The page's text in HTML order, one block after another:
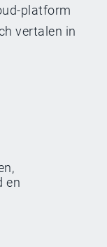
platform
vertalen in
en